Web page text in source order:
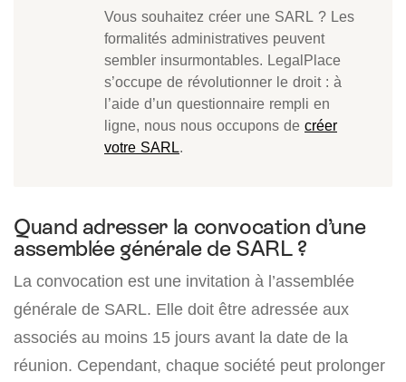
Vous souhaitez créer une SARL ? Les
formalités administratives peuvent
sembler insurmontables. LegalPlace
s’occupe de révolutionner le droit : à
l’aide d’un questionnaire rempli en
ligne, nous nous occupons de créer
votre SARL.
Quand adresser la convocation d’une
assemblée générale de SARL ?
La convocation est une invitation à l’assemblée
générale de SARL. Elle doit être adressée aux
associés au moins 15 jours avant la date de la
réunion. Cependant, chaque société peut prolonger